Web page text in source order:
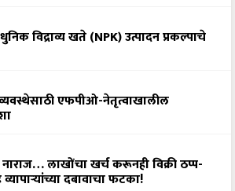
विद्राव्य खते (NPK) उत्पादन प्रकल्पाचे
एफपीओ-नेतृत्वाखालील
लाखोंचा खर्च करूनही विक्री ठप्प-
दबावाचा फटका!